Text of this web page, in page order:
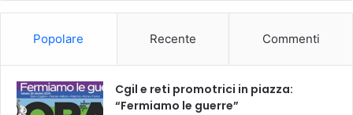
k
Popolare Recente Commenti
Cgil e reti promotrici in piazza:
“Fermiamo le guerre”